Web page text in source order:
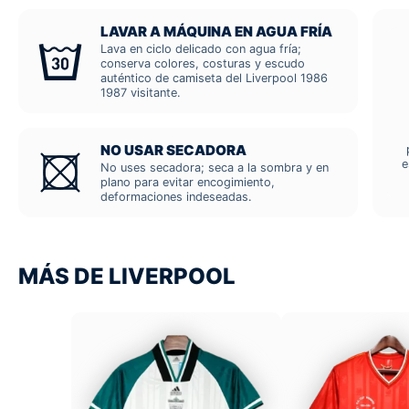
LAVAR A MÁQUINA EN AGUA FRÍA
Lava en ciclo delicado con agua fría;
conserva colores, costuras y escudo
auténtico de camiseta del Liverpool 1986
1987 visitante.
NO USAR SECADORA
No uses secadora; seca a la sombra y en
plano para evitar encogimiento,
deformaciones indeseadas.
MÁS DE LIVERPOOL